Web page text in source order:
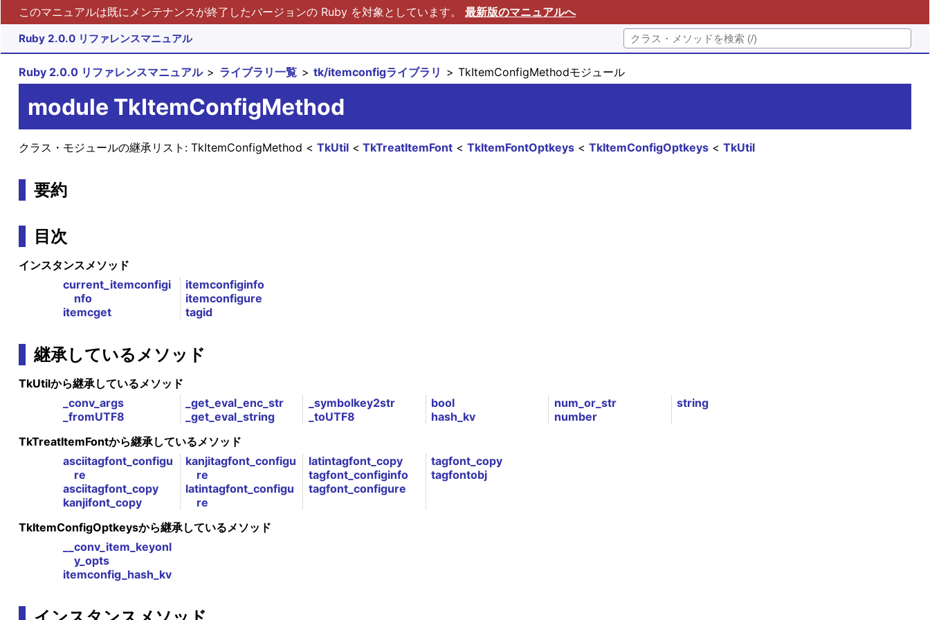
このマニュアルは既にメンテナンスが終了したバージョンの Ruby を対象としています。 最新版のマニュアルへ
Ruby 2.0.0 リファレンスマニュアル
Ruby 2.0.0 リファレンスマニュアル ライブラリ一覧 tk/itemconfigライブラリ TkItemConfigMethodモジュール
module TkItemConfigMethod
クラス・モジュールの継承リスト: TkUtil
TkItemConfigOptkeys
TkItemFontOptkeys
TkTreatItemFont
TkUtil
TkItemConfigMethod
要約
目次
インスタンスメソッド
current_itemconfigi
nfo
itemcget
itemconfiginfo
itemconfigure
tagid
継承しているメソッド
TkUtilから継承しているメソッド
_conv_args
_fromUTF8
_get_eval_enc_str
_get_eval_string
_symbolkey2str
_toUTF8
bool
hash_kv
num_or_str
number
string
TkTreatItemFontから継承しているメソッド
asciitagfont_configu
re
asciitagfont_copy
kanjifont_copy
kanjitagfont_configu
re
latintagfont_configu
re
latintagfont_copy
tagfont_configinfo
tagfont_configure
tagfont_copy
tagfontobj
TkItemConfigOptkeysから継承しているメソッド
__conv_item_keyonl
y_opts
itemconfig_hash_kv